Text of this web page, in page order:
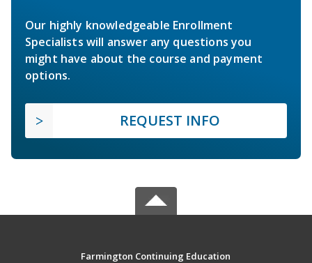
Our highly knowledgeable Enrollment
Specialists will answer any questions you
might have about the course and payment
options.
REQUEST INFO
Farmington Continuing Education